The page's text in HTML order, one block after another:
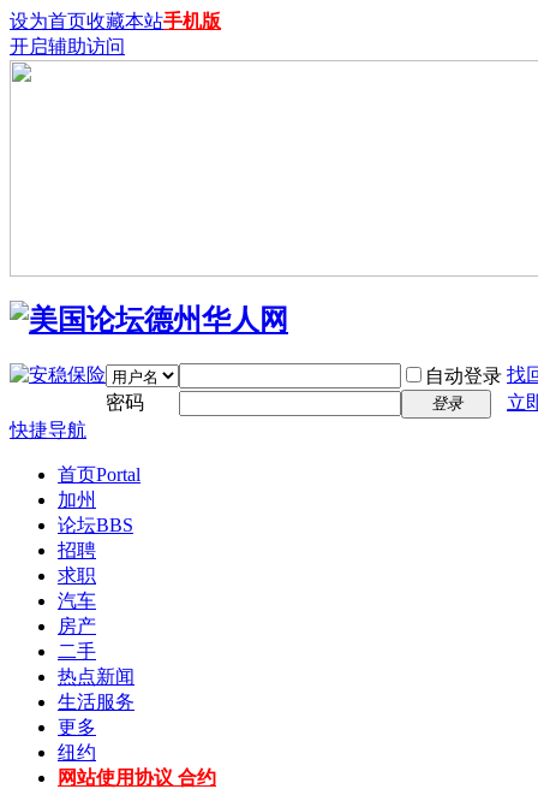
设为首页收藏本站手机版
开启辅助访问
自动登录 找
密码
登录
立
快捷导航
首页Portal
加州
论坛BBS
招聘
求职
汽车
房产
二手
热点新闻
生活服务
更多
纽约
网站使用协议 合约